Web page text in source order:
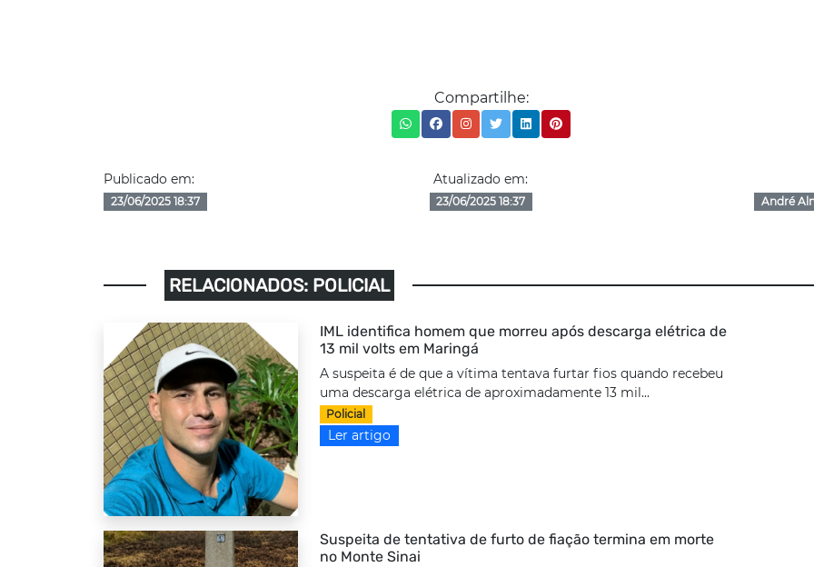
Compartilhe:
Publicado em:
23/06/2025 18:37
Atualizado em:
23/06/2025 18:37 André
RELACIONADOS: POLICIAL
IML identifica homem que morreu após descarga elétrica de
13 mil volts em Maringá
A suspeita é de que a vítima tentava furtar fios quando recebeu
uma descarga elétrica de aproximadamente 13 mil...
Policial
Ler artigo
Suspeita de tentativa de furto de fiação termina em morte
no Monte Sinai